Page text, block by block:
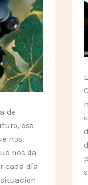
de
ese
nos
nos da
cada día